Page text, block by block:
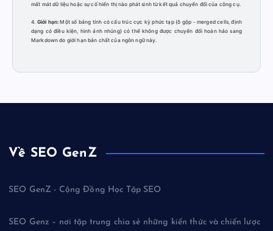
mất mát dữ liệu hoặc sự cố hiển thị nào phát sinh từ kết quả chuyển đổi của công cụ.
4. Giới hạn: Một số bảng tính có cấu trúc cực kỳ phức tạp (ô gộp - merged cells, định
dạng có điều kiện, hình ảnh nhúng) có thể không được chuyển đổi hoàn hảo sang
Markdown do giới hạn bản chất của ngôn ngữ này.
Về SEO GenZ
SEO GenZ - Cộng Đồng Học Tập SEO
SEO Genz – nơi tập trung chia sẻ những kiến thức và chiến lược